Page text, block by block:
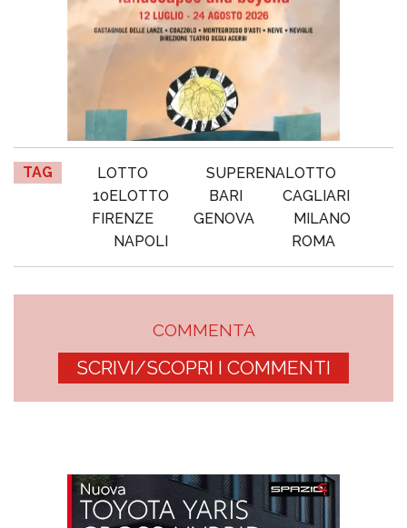
TAG LOTTO
SUPERENALOTTO
10ELOTTO
BARI
CAGLIARI
FIRENZE
GENOVA
MILANO
NAPOLI
ROMA
COMMENTA
SCRIVI/SCOPRI I COMMENTI